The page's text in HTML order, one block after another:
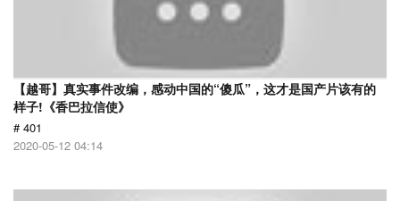
【越哥】真实事件改编，感动中国的“傻瓜”，这才是国产片该有的
样子!《香巴拉信使》
# 401
2020-05-12 04:14